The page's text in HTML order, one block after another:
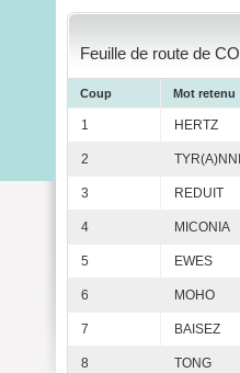
Feuille de route de
Coup Mot retenu
1 HERTZ
2
3 REDUIT
4 MICONIA
5 EWES
6 MOHO
7 BAISEZ
8 TONG